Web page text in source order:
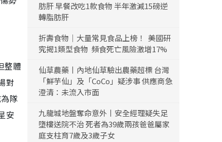
整體
對
隊
安
肪肝 早餐改吃1款食物 半年激減15磅逆
轉脂肪肝
折壽食物｜大量常見食品上榜！ 美國研
究揭1類型食物 頻食死亡風險激增17%
仙草農藥丨內地仙草驗出農藥超標 台灣
「鮮芋仙」及「CoCo」疑涉事 供應商急
澄清：未流入市面
九龍城地盤奪命意外丨安全經理疑失足
墮樓送院不治 死者為39歲兩孩爸爸屬家
庭支柱育7歲及3歲子女